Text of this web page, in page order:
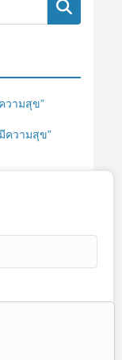
ค้นหา
วามสุข”
ความสุข”